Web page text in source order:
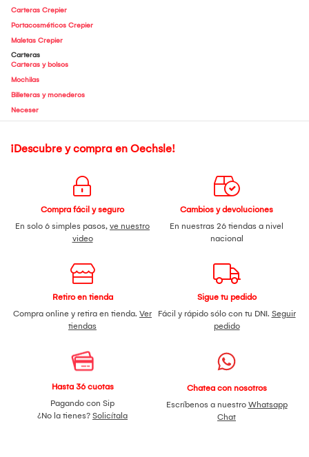
Carteras Crepier
Portacosméticos Crepier
Maletas Crepier
Carteras
Carteras y bolsos
Mochilas
Billeteras y monederos
Neceser
¡Descubre y compra en Oechsle!
Compra fácil y seguro
En solo 6 simples pasos, ve nuestro
video
Cambios y devoluciones
En nuestras 26 tiendas a nivel
nacional
Retiro en tienda
Compra online y retira en tienda. Ver
tiendas
Sigue tu pedido
Fácil y rápido sólo con tu DNI. Seguir
pedido
Hasta 36 cuotas
Pagando con Sip
¿No la tienes? Solicítala
Chatea con nosotros
Escríbenos a nuestro Whatsapp
Chat